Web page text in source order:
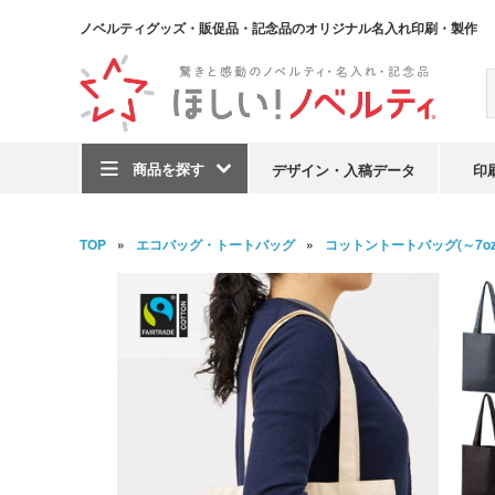
ノベルティグッズ・販促品・記念品のオリジナル名入れ印刷・製作
商品を探す デザイン・入稿データ 印
TOP エコバッグ・トートバッグ コットントートバッグ(～